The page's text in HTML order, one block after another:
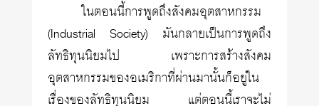
ในตอนนี้การพูดถึงสังคมอุตสาหกรรม
(Industrial Society) มันกลายเป็นการพูดถึง
ลัทธิทุนนิยมไป เพราะการสร้างสังคม
อุตสาหกรรมของอเมริกาที่ผ่านมานั้นก็อยู่ใน
เรื่องของลัทธิทุนนิยม แต่ตอนนี้เราจะไม่